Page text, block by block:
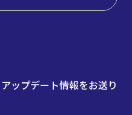
ップデート情報をお送り